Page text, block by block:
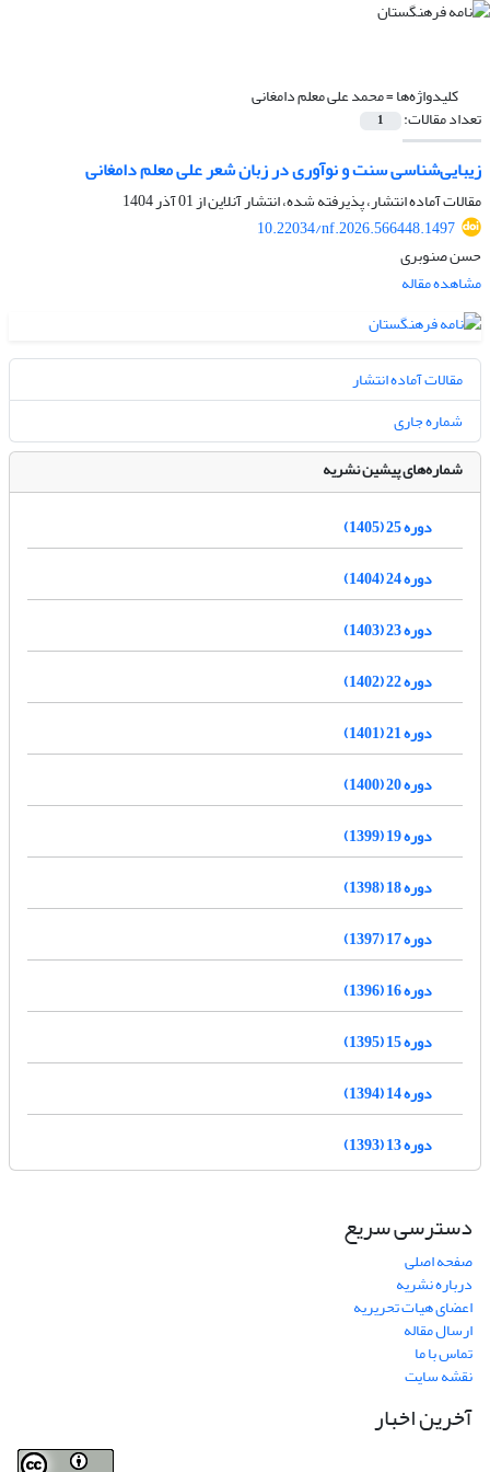
کلیدواژه‌ها =محمد علی معلم دامغانی
تعداد مقالات: 1
زیبایی‌شناسی سنت و نوآوری در زبان شعر علی معلم دامغانی
مقالات آماده انتشار، پذیرفته شده، انتشار آنلاین از01 آذر 1404
10.22034/nf.2026.566448.1497
حسن صنوبری
مشاهده مقاله
مقالات آماده انتشار
شماره جاری
شماره‌های پیشین نشریه
دوره 25 (1405)
دوره 24 (1404)
دوره 23 (1403)
دوره 22 (1402)
دوره 21 (1401)
دوره 20 (1400)
دوره 19 (1399)
دوره 18 (1398)
دوره 17 (1397)
دوره 16 (1396)
دوره 15 (1395)
دوره 14 (1394)
دوره 13 (1393)
دسترسی سریع
صفحه اصلی
درباره نشریه
اعضای هیات تحریریه
ارسال مقاله
تماس با ما
نقشه سایت
آخرین اخبار